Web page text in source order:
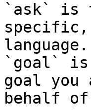
`ask` is
language.
`goal` is
goal
behalf